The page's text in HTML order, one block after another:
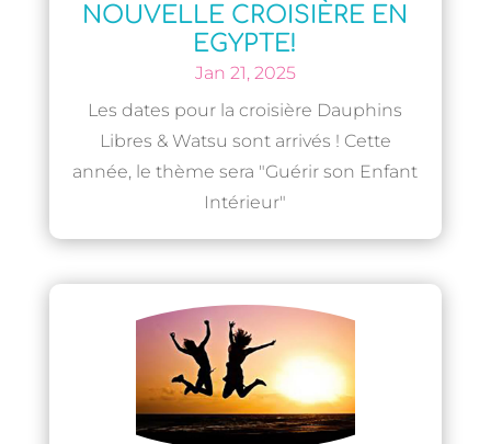
NOUVELLE CROISIÈRE EN
EGYPTE!
Jan 21, 2025
Les dates pour la croisière Dauphins
Libres & Watsu sont arrivés ! Cette
année, le thème sera "Guérir son Enfant
Intérieur"